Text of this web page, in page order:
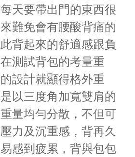
天要帶出門的東西很
難免會有腰酸背痛的
背起來的舒適感跟負
測試背包的考量重
設計就顯得格外重
以三度角加寬雙肩的
量均勻分散，不但可
力及沉重感，背再久
感到疲累，背與包包